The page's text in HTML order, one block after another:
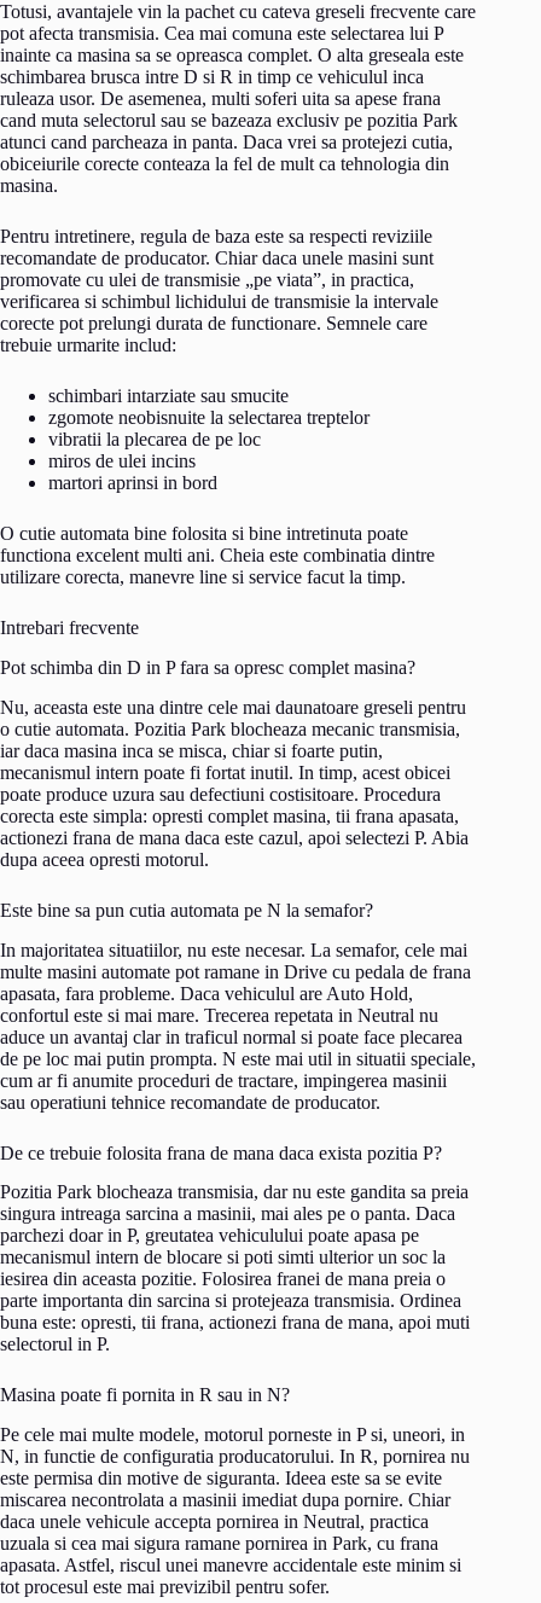
Totusi, avantajele vin la pachet cu cateva greseli frecvente care
pot afecta transmisia. Cea mai comuna este selectarea lui P
inainte ca masina sa se opreasca complet. O alta greseala este
schimbarea brusca intre D si R in timp ce vehiculul inca
ruleaza usor. De asemenea, multi soferi uita sa apese frana
cand muta selectorul sau se bazeaza exclusiv pe pozitia Park
atunci cand parcheaza in panta. Daca vrei sa protejezi cutia,
obiceiurile corecte conteaza la fel de mult ca tehnologia din
masina.
Pentru intretinere, regula de baza este sa respecti reviziile
recomandate de producator. Chiar daca unele masini sunt
promovate cu ulei de transmisie „pe viata”, in practica,
verificarea si schimbul lichidului de transmisie la intervale
corecte pot prelungi durata de functionare. Semnele care
trebuie urmarite includ:
schimbari intarziate sau smucite
zgomote neobisnuite la selectarea treptelor
vibratii la plecarea de pe loc
miros de ulei incins
martori aprinsi in bord
O cutie automata bine folosita si bine intretinuta poate
functiona excelent multi ani. Cheia este combinatia dintre
utilizare corecta, manevre line si service facut la timp.
Intrebari frecvente
Pot schimba din D in P fara sa opresc complet masina?
Nu, aceasta este una dintre cele mai daunatoare greseli pentru
o cutie automata. Pozitia Park blocheaza mecanic transmisia,
iar daca masina inca se misca, chiar si foarte putin,
mecanismul intern poate fi fortat inutil. In timp, acest obicei
poate produce uzura sau defectiuni costisitoare. Procedura
corecta este simpla: opresti complet masina, tii frana apasata,
actionezi frana de mana daca este cazul, apoi selectezi P. Abia
dupa aceea opresti motorul.
Este bine sa pun cutia automata pe N la semafor?
In majoritatea situatiilor, nu este necesar. La semafor, cele mai
multe masini automate pot ramane in Drive cu pedala de frana
apasata, fara probleme. Daca vehiculul are Auto Hold,
confortul este si mai mare. Trecerea repetata in Neutral nu
aduce un avantaj clar in traficul normal si poate face plecarea
de pe loc mai putin prompta. N este mai util in situatii speciale,
cum ar fi anumite proceduri de tractare, impingerea masinii
sau operatiuni tehnice recomandate de producator.
De ce trebuie folosita frana de mana daca exista pozitia P?
Pozitia Park blocheaza transmisia, dar nu este gandita sa preia
singura intreaga sarcina a masinii, mai ales pe o panta. Daca
parchezi doar in P, greutatea vehiculului poate apasa pe
mecanismul intern de blocare si poti simti ulterior un soc la
iesirea din aceasta pozitie. Folosirea franei de mana preia o
parte importanta din sarcina si protejeaza transmisia. Ordinea
buna este: opresti, tii frana, actionezi frana de mana, apoi muti
selectorul in P.
Masina poate fi pornita in R sau in N?
Pe cele mai multe modele, motorul porneste in P si, uneori, in
N, in functie de configuratia producatorului. In R, pornirea nu
este permisa din motive de siguranta. Ideea este sa se evite
miscarea necontrolata a masinii imediat dupa pornire. Chiar
daca unele vehicule accepta pornirea in Neutral, practica
uzuala si cea mai sigura ramane pornirea in Park, cu frana
apasata. Astfel, riscul unei manevre accidentale este minim si
tot procesul este mai previzibil pentru sofer.